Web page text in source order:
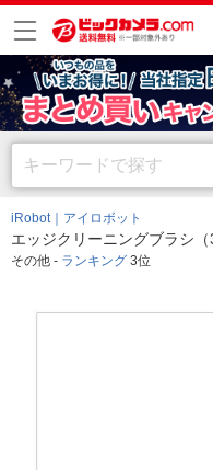
iRobot｜アイロボット
エッジクリーニングブラシ
その他 - ランキング 3位